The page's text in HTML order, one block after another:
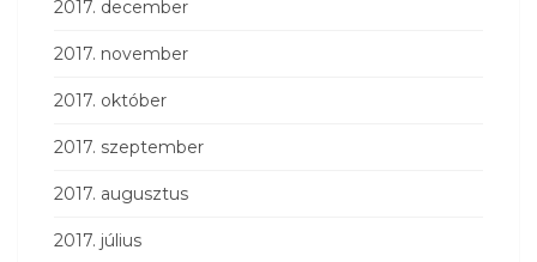
2017. december
2017. november
2017. október
2017. szeptember
2017. augusztus
2017. július